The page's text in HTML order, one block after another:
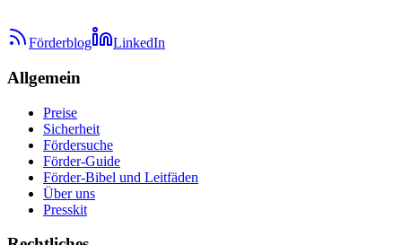
Förderblog LinkedIn
Allgemein
Preise
Sicherheit
Fördersuche
Förder-Guide
Förder-Bibel und Leitfäden
Über uns
Presskit